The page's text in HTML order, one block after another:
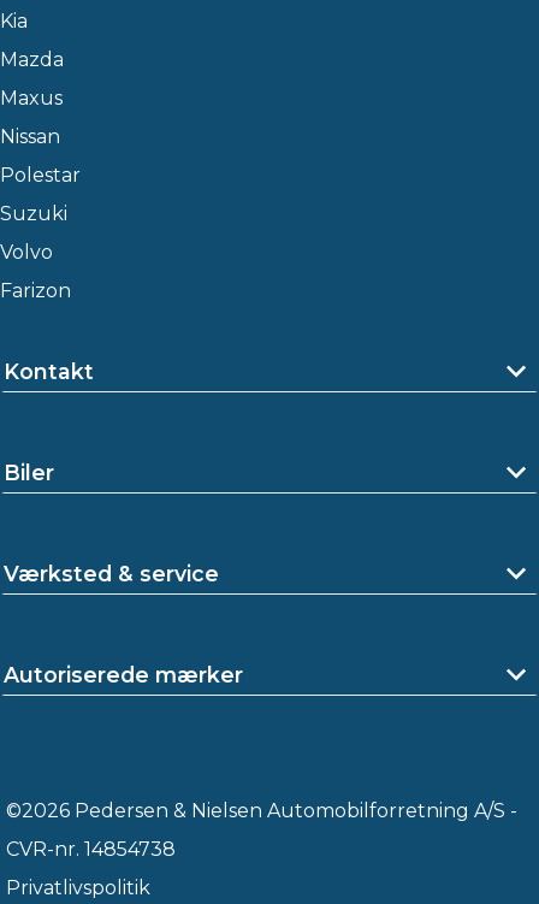
Kia
Mazda
Maxus
Nissan
Polestar
Suzuki
Volvo
Farizon
Kontakt
Biler
Værksted & service
Autoriserede mærker
©2026 Pedersen & Nielsen Automobilforretning A/S -
CVR-nr. 14854738
Privatlivspolitik